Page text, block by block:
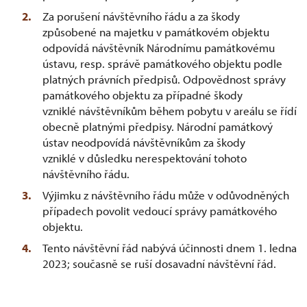
Za porušení návštěvního řádu a za škody
způsobené na majetku v památkovém objektu
odpovídá návštěvník Národnímu památkovému
ústavu, resp. správě památkového objektu podle
platných právních předpisů. Odpovědnost správy
památkového objektu za případné škody
vzniklé návštěvníkům během pobytu v areálu se řídí
obecně platnými předpisy. Národní památkový
ústav neodpovídá návštěvníkům za škody
vzniklé v důsledku nerespektování tohoto
návštěvního řádu.
Výjimku z návštěvního řádu může v odůvodněných
případech povolit vedoucí správy památkového
objektu.
Tento návštěvní řád nabývá účinnosti dnem 1. ledna
2023; současně se ruší dosavadní návštěvní řád.